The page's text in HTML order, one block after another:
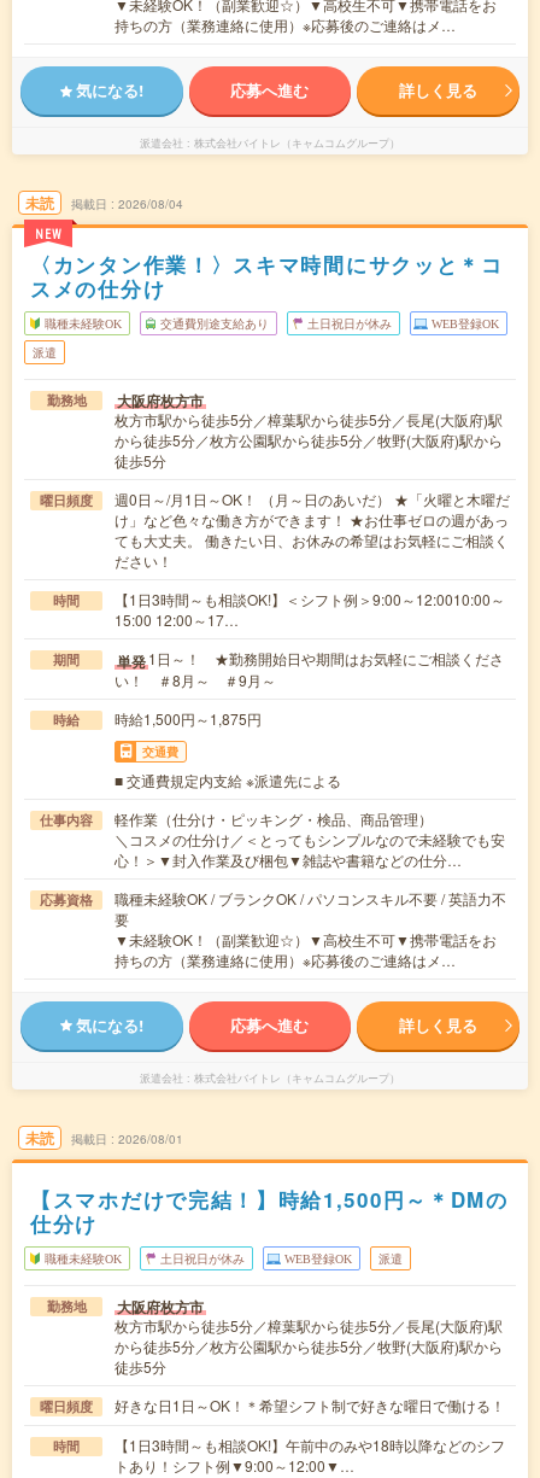
▼未経験OK！（副業歓迎☆）▼高校生不可▼携帯電話をお
持ちの方（業務連絡に使用）※応募後のご連絡はメ…
気になる! 応募へ進む 詳しく見る
派遣会社 株式会社バイトレ（キャムコムグループ）
未読
NEW
掲載日 2026/08/04
〈カンタン作業！〉スキマ時間にサクッと＊コ
スメの仕分け
職種未経験OK 交通費別途支給あり 土日祝日が休み WEB登録OK
派遣
勤務地 大阪府枚方市
枚方市駅から徒歩5分／樟葉駅から徒歩5分／長尾(大阪府)駅
から徒歩5分／枚方公園駅から徒歩5分／牧野(大阪府)駅から
徒歩5分
曜日頻度
週0日～/月1日～OK！ （月～日のあいだ） ★「火曜と木曜だ
け」など色々な働き方ができます！ ★お仕事ゼロの週があっ
ても大丈夫。 働きたい日、お休みの希望はお気軽にご相談く
ださい！
時間
【1日3時間～も相談OK!】＜シフト例＞9:00～12:0010:00～
15:00 12:00～17…
期間 単発1日～！ ★勤務開始日や期間はお気軽にご相談くださ
い！ ＃8月～ ＃9月～
時給 時給1,500円～1,875円
交通費
■ 交通費規定内支給 ※派遣先による
仕事内容
軽作業（仕分け・ピッキング・検品、商品管理）
＼コスメの仕分け／＜とってもシンプルなので未経験でも安
心！＞▼封入作業及び梱包▼雑誌や書籍などの仕分…
応募資格
職種未経験OK / ブランクOK / パソコンスキル不要 / 英語力不
要
▼未経験OK！（副業歓迎☆）▼高校生不可▼携帯電話をお
持ちの方（業務連絡に使用）※応募後のご連絡はメ…
気になる! 応募へ進む 詳しく見る
派遣会社 株式会社バイトレ（キャムコムグループ）
未読 掲載日 2026/08/01
【スマホだけで完結！】時給1,500円～＊DMの
仕分け
職種未経験OK 土日祝日が休み WEB登録OK 派遣
勤務地 大阪府枚方市
枚方市駅から徒歩5分／樟葉駅から徒歩5分／長尾(大阪府)駅
から徒歩5分／枚方公園駅から徒歩5分／牧野(大阪府)駅から
徒歩5分
曜日頻度 好きな日1日～OK！＊希望シフト制で好きな曜日で働ける！
時間
【1日3時間～も相談OK!】午前中のみや18時以降などのシフ
トあり！シフト例▼9:00～12:00▼…